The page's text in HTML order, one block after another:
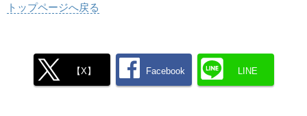
トップページへ戻る
【X】 Facebook LINE